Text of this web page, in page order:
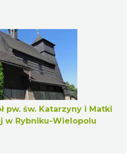
pw. św. Katarzyny i Matki
w Rybniku-Wielopolu